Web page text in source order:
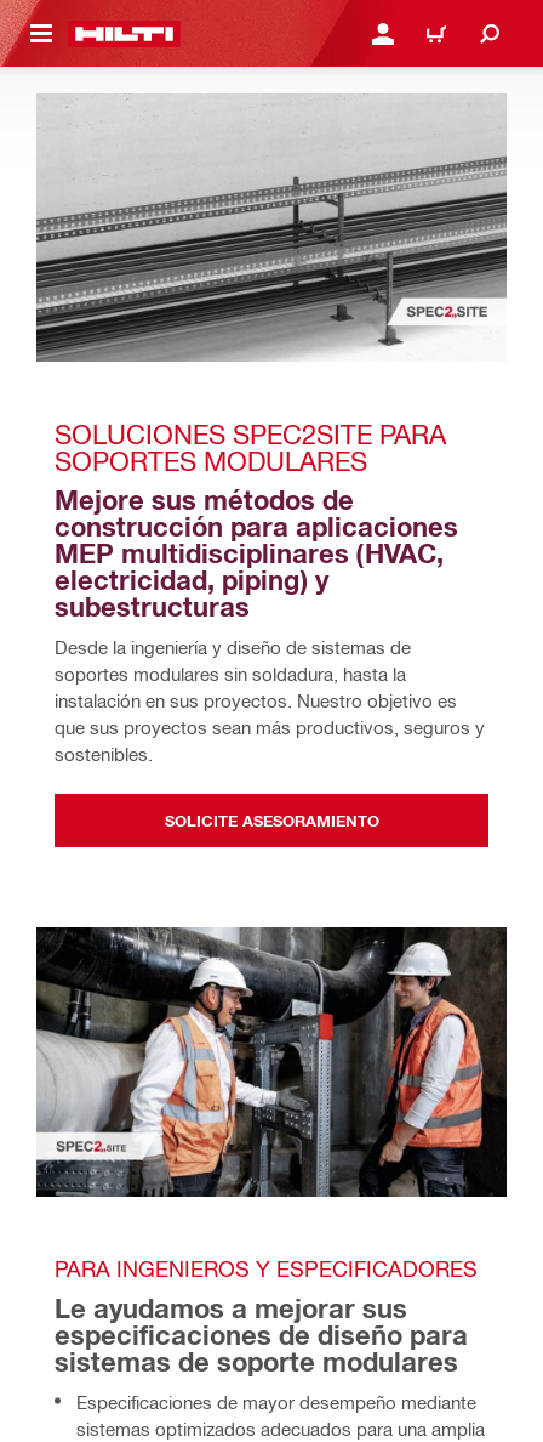
PRINCIPAL INICIE SESIÓN O
CARRITO
SOLUCIONES SPEC2SITE PARA
SOPORTES MODULARES
Mejore sus métodos de
construcción para aplicaciones
MEP multidisciplinares (HVAC,
electricidad, piping) y
subestructuras
Desde la ingeniería y diseño de sistemas de
soportes modulares sin soldadura, hasta la
instalación en sus proyectos. Nuestro objetivo es
que sus proyectos sean más productivos, seguros y
sostenibles.
SOLICITE ASESORAMIENTO
PARA INGENIEROS Y ESPECIFICADORES
Le ayudamos a mejorar sus
especificaciones de diseño para
sistemas de soporte modulares
Especificaciones de mayor desempeño mediante
sistemas optimizados adecuados para una amplia